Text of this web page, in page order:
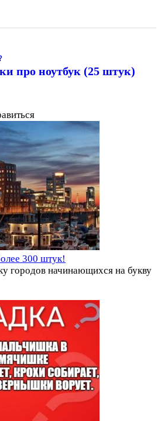
про ноутбук (25 штук)
300 штук!
городов начинающихся на букву